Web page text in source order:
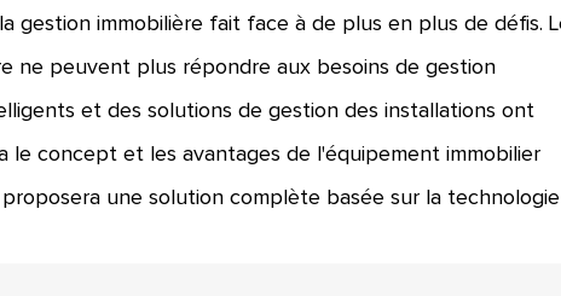
gestion immobilière fait face à de plus en plus de défis.
ne peuvent plus répondre aux besoins de gestion
et des solutions de gestion des installations ont
le concept et les avantages de l'équipement immobilier
une solution complète basée sur la